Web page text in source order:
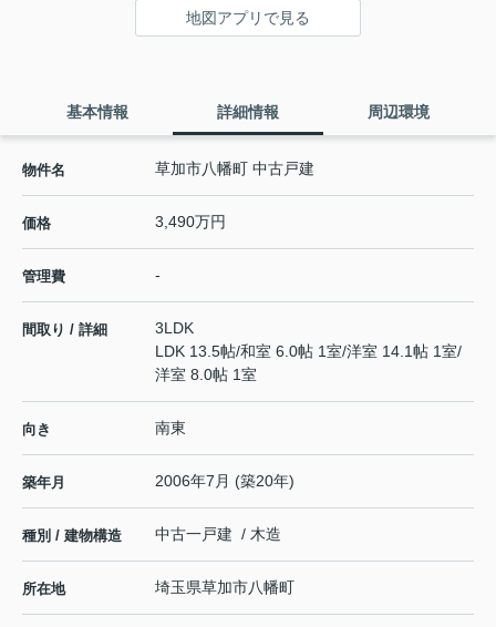
地図アプリで見る
基本情報 詳細情報 周辺環境
物件名 草加市八幡町 中古戸建
価格 3,490万円
管理費 -
間取り / 詳細
3LDK
LDK 13.5帖/和室 6.0帖 1室/洋室 14.1帖 1室/
洋室 8.0帖 1室
向き 南東
築年月 2006年7月 (築20年)
種別 / 建物構造 中古一戸建 / 木造
所在地 埼玉県草加市八幡町